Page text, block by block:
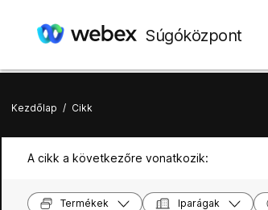
Súgóközpont
Kezdőlap / Cikk
A cikk a következőre vonatkozik:
Termékek Iparágak